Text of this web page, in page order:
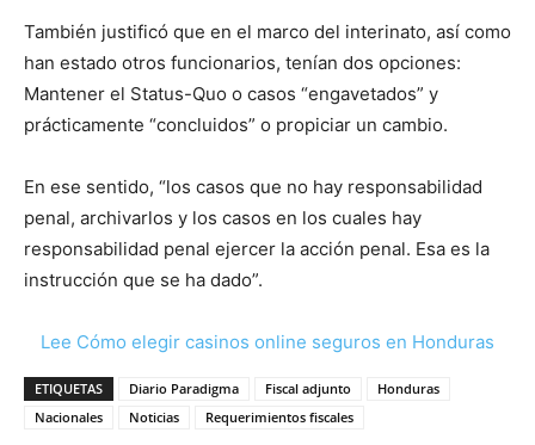
También justificó que en el marco del interinato, así como
han estado otros funcionarios, tenían dos opciones:
Mantener el Status-Quo o casos “engavetados” y
prácticamente “concluidos” o propiciar un cambio.
En ese sentido, “los casos que no hay responsabilidad
penal, archivarlos y los casos en los cuales hay
responsabilidad penal ejercer la acción penal. Esa es la
instrucción que se ha dado”.
Lee Cómo elegir casinos online seguros en Honduras
ETIQUETAS Diario Paradigma Fiscal adjunto
Honduras
Nacionales
Noticias Requerimientos fiscales